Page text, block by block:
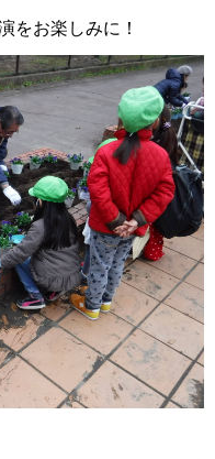
をお楽しみに！